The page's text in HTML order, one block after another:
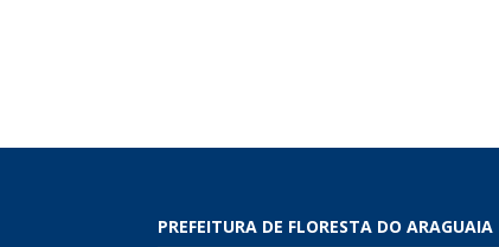
PREFEITURA DE FLORESTA DO ARAGUAIA